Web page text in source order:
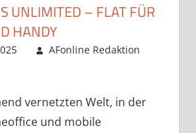
UNLIMITED – FLAT FÜR
HANDY
AFonline Redaktion
vernetzten Welt, in der
und mobile